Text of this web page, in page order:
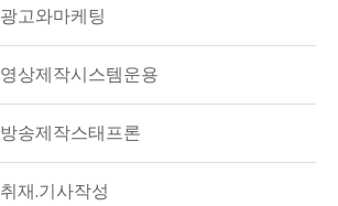
광고와마케팅
영상제작시스템운용
방송제작스태프론
취재.기사작성